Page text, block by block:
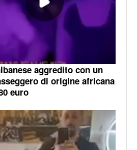
aggredito con un
di origine africana
euro